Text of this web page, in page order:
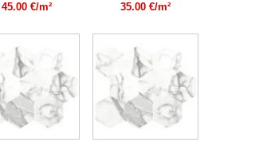
45.00 €/m² 35.00 €/m²